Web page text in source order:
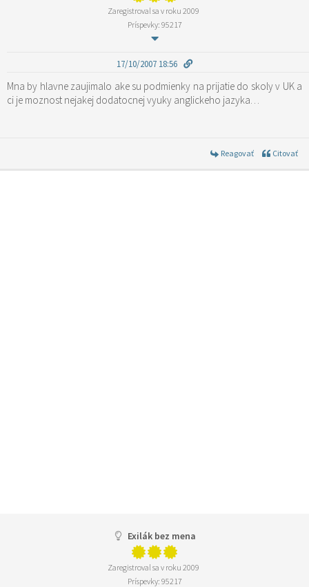
Zaregistroval sa v roku 2009
Príspevky: 95217
17/10/2007 18:56
Mna by hlavne zaujimalo ake su podmienky na prijatie do skoly v UK a
ci je moznost nejakej dodatocnej vyuky anglickeho jazyka…
Reagovať Citovať
Exilák bez mena
Zaregistroval sa v roku 2009
Príspevky: 95217